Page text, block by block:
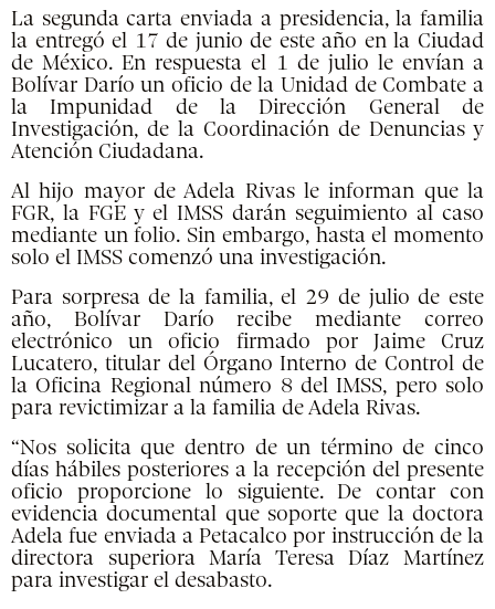
La segunda carta enviada a presidencia, la familia
la entregó el 17 de junio de este año en la Ciudad
de México. En respuesta el 1 de julio le envían a
Bolívar Darío un oficio de la Unidad de Combate a
la Impunidad de la Dirección General de
Investigación, de la Coordinación de Denuncias y
Atención Ciudadana.
Al hijo mayor de Adela Rivas le informan que la
FGR, la FGE y el IMSS darán seguimiento al caso
mediante un folio. Sin embargo, hasta el momento
solo el IMSS comenzó una investigación.
Para sorpresa de la familia, el 29 de julio de este
año, Bolívar Darío recibe mediante correo
electrónico un oficio firmado por Jaime Cruz
Lucatero, titular del Órgano Interno de Control de
la Oficina Regional número 8 del IMSS, pero solo
para revictimizar a la familia de Adela Rivas.
“Nos solicita que dentro de un término de cinco
días hábiles posteriores a la recepción del presente
oficio proporcione lo siguiente. De contar con
evidencia documental que soporte que la doctora
Adela fue enviada a Petacalco por instrucción de la
directora superiora María Teresa Díaz Martínez
para investigar el desabasto.